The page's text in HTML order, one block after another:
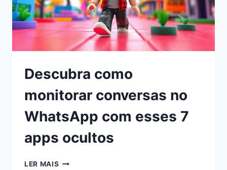
Descubra como
monitorar conversas no
WhatsApp com esses 7
apps ocultos
LER MAIS